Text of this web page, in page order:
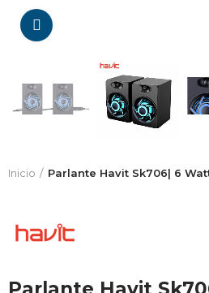
Inicio Parlante Havit Sk706| 6